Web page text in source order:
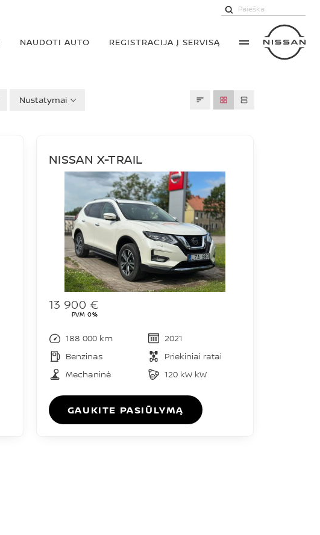
NAUDOTI AUTO REGISTRACIJA Į SERVISĄ
Nustatymai
NISSAN X-TRAIL
13 900 €
PVM 0%
188 000 km
2021
Benzinas
Priekiniai ratai
Mechaninė
120 kW kW
GAUKITE PASIŪLYMĄ